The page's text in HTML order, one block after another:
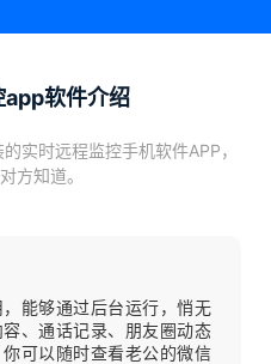
app软件介绍
实时远程监控手机软件APP，
方知道。
能够通过后台运行，悄无
、通话记录、朋友圈动态
可以随时查看老公的微信